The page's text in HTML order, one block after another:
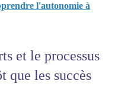
l'autonomie à
et le processus
que les succès